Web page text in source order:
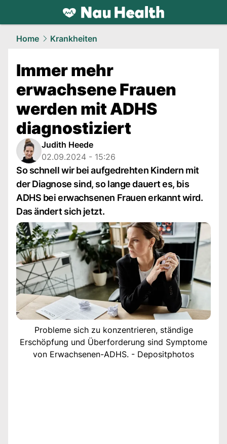
health.NAU.ch
Home Krankheiten
Immer mehr
erwachsene Frauen
werden mit ADHS
diagnostiziert
Judith Heede
02.09.2024 - 15:26
So schnell wir bei aufgedrehten Kindern mit
der Diagnose sind, so lange dauert es, bis
ADHS bei erwachsenen Frauen erkannt wird.
Das ändert sich jetzt.
Probleme sich zu konzentrieren, ständige
Erschöpfung und Überforderung sind Symptome
von Erwachsenen-ADHS. - Depositphotos